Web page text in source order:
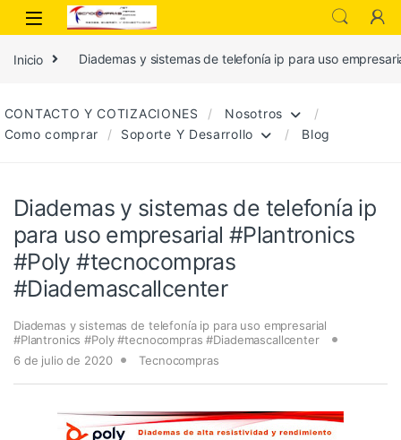
Inicio Diademas y sistemas de telefonía ip para uso
CONTACTO Y COTIZACIONES
Nosotros
Como comprar
Soporte Y Desarrollo Blog
Diademas y sistemas de telefonía ip
para uso empresarial #Plantronics
#Poly #tecnocompras
#Diademascallcenter
Diademas y sistemas de telefonía ip para uso empresarial
#Plantronics #Poly #tecnocompras #Diademascallcenter
6 de julio de 2020
Tecnocompras